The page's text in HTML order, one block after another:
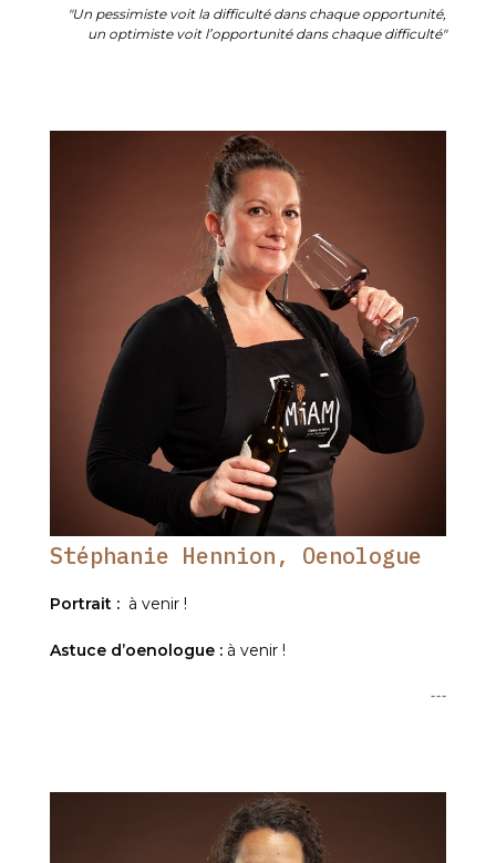
"Un pessimiste voit la difficulté dans chaque opportunité,
un optimiste voit l’opportunité dans chaque difficulté"
Stéphanie Hennion, Oenologue
Portrait : à venir !
Astuce d’oenologue : à venir !
---